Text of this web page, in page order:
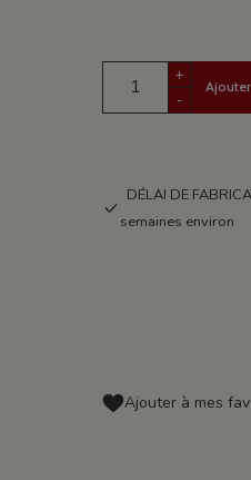
+
-
DÉLAI DE
semaines environ
Ajouter à mes